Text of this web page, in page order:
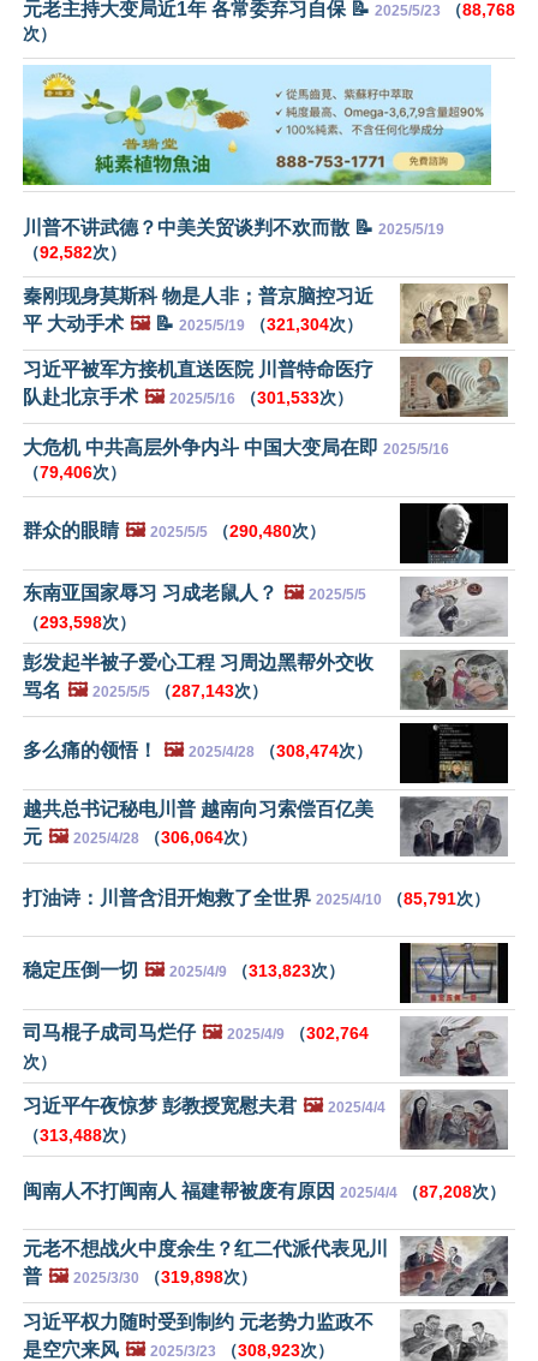
元老主持大变局近1年 各常委弃习自保 📝 2025/5/23 （88,768
次）
川普不讲武德？中美关贸谈判不欢而散 📝 2025/5/19
（92,582次）
秦刚现身莫斯科 物是人非；普京脑控习近
平 大动手术 🖼️📝 2025/5/19 （321,304次）
习近平被军方接机直送医院 川普特命医疗
队赴北京手术 🖼️ 2025/5/16 （301,533次）
大危机 中共高层外争内斗 中国大变局在即 2025/5/16
（79,406次）
群众的眼睛 🖼️ 2025/5/5 （290,480次）
东南亚国家辱习 习成老鼠人？ 🖼️ 2025/5/5
（293,598次）
彭发起半被子爱心工程 习周边黑帮外交收
骂名 🖼️ 2025/5/5 （287,143次）
多么痛的领悟！ 🖼️ 2025/4/28 （308,474次）
越共总书记秘电川普 越南向习索偿百亿美
元 🖼️ 2025/4/28 （306,064次）
打油诗：川普含泪开炮救了全世界 2025/4/10 （85,791次）
稳定压倒一切 🖼️ 2025/4/9 （313,823次）
司马棍子成司马烂仔 🖼️ 2025/4/9 （302,764
次）
习近平午夜惊梦 彭教授宽慰夫君 🖼️ 2025/4/4
（313,488次）
闽南人不打闽南人 福建帮被废有原因 2025/4/4 （87,208次）
元老不想战火中度余生？红二代派代表见川
普 🖼️ 2025/3/30 （319,898次）
习近平权力随时受到制约 元老势力监政不
是空穴来风 🖼️ 2025/3/23 （308,923次）